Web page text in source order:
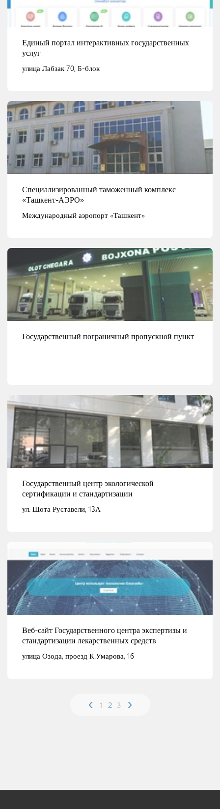
Единый портал интерактивных государственных
услуг
улица Лабзак 70, Б-блок
Смотреть детали
Специализированный таможенный комплекс
«Ташкент-АЭРО»
Международный аэропорт «Ташкент»
Смотреть детали
Государственный пограничный пропускной пункт
Смотреть детали
Государственный центр экологической
сертификации и стандартизации
ул. Шота Руставели, 13А
Смотреть детали
Веб-сайт Государственного центра экспертизы и
стандартизации лекарственных средств
улица Озода, проезд К.Умарова, 16
‹ 1 2 3 ›